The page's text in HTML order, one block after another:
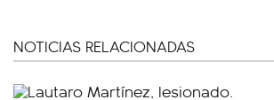
NOTICIAS RELACIONADAS